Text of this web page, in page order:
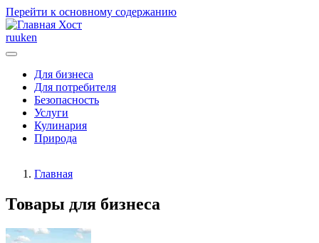
Перейти к основному содержанию
Хост
ruuken
Для бизнеса
Для потребителя
Безопасность
Услуги
Кулинария
Природа
Главная
Товары для бизнеса